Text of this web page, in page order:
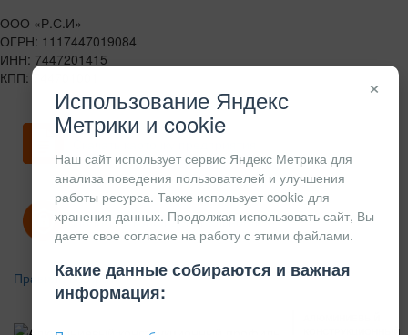
ООО «Р.С.И»
ОГРН: 1117447019084
ИНН: 7447201415
КПП: 744701001
Скачать карточку предприятия
Политика конфиденциальности
Правила возврата
КОНСТРУКЦИОННЫЙ
×
Использование Яндекс
Метрики и cookie
Наш сайт использует сервис Яндекс Метрика для
анализа поведения пользователей и улучшения
работы ресурса. Также использует cookie для
хранения данных. Продолжая использовать сайт, Вы
даете свое согласие на работу с этими файлами.
Какие данные собираются и важная
информация: